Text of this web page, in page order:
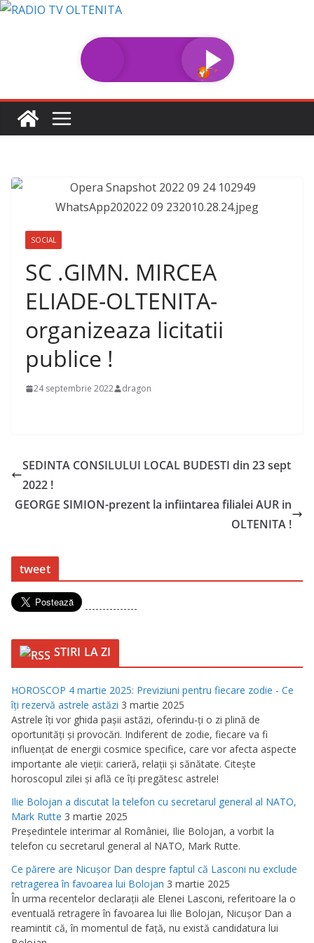
Sari
SOCIAL
SC .GIMN. MIRCEA
ELIADE-OLTENITA-
organizeaza licitatii
publice !
24 septembrie 2022 dragon
SEDINTA CONSILULUI LOCAL BUDESTI din 23 sept
2022 !
GEORGE SIMION-prezent la infiintarea filialei AUR in
OLTENITA !
tweet
---------------
STIRI LA ZI
HOROSCOP 4 martie 2025: Previziuni pentru fiecare zodie - Ce
îţi rezervă astrele astăzi 3 martie 2025
Astrele îţi vor ghida paşii astăzi, oferindu-ţi o zi plină de
oportunităţi şi provocări. Indiferent de zodie, fiecare va fi
influenţat de energii cosmice specifice, care vor afecta aspecte
importante ale vieţii: carieră, relaţii şi sănătate. Citeşte
horoscopul zilei şi află ce îţi pregătesc astrele!
Ilie Bolojan a discutat la telefon cu secretarul general al NATO,
Mark Rutte 3 martie 2025
Preşedintele interimar al României, Ilie Bolojan, a vorbit la
telefon cu secretarul general al NATO, Mark Rutte.
Ce părere are Nicuşor Dan despre faptul că Lasconi nu exclude
retragerea în favoarea lui Bolojan 3 martie 2025
În urma recentelor declaraţii ale Elenei Lasconi, referitoare la o
eventuală retragere în favoarea lui Ilie Bolojan, Nicuşor Dan a
reamintit că, în momentul de faţă, nu există candidatura lui